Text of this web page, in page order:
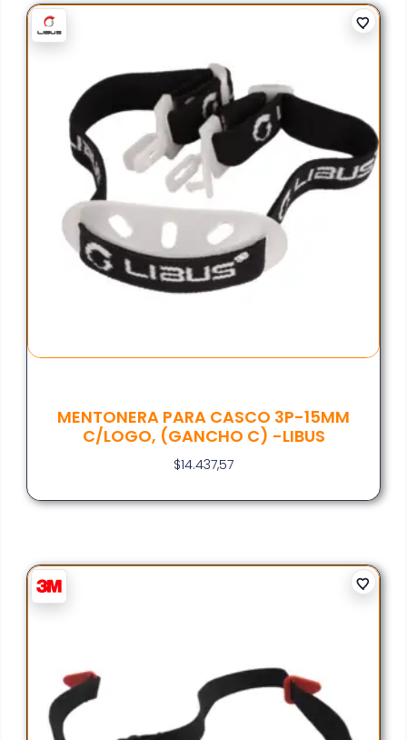
MENTONERA PARA CASCO 3P-15MM
C/LOGO, (GANCHO C) -LIBUS
$14.437,57